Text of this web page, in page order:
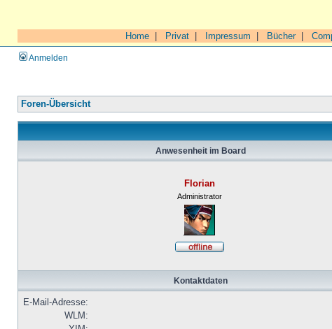
Home Privat Impressum Bücher|
Anmelden
Foren-Übersicht
Anwesenheit im Board
Florian
Administrator
Kontaktdaten
E-Mail-Adresse:
WLM: